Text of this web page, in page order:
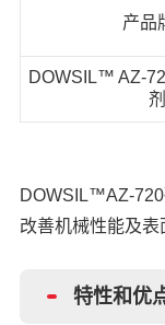
产品
DOWSIL™ AZ-
剂
DOWSIL™AZ-
改善机械性能及表
特性和优